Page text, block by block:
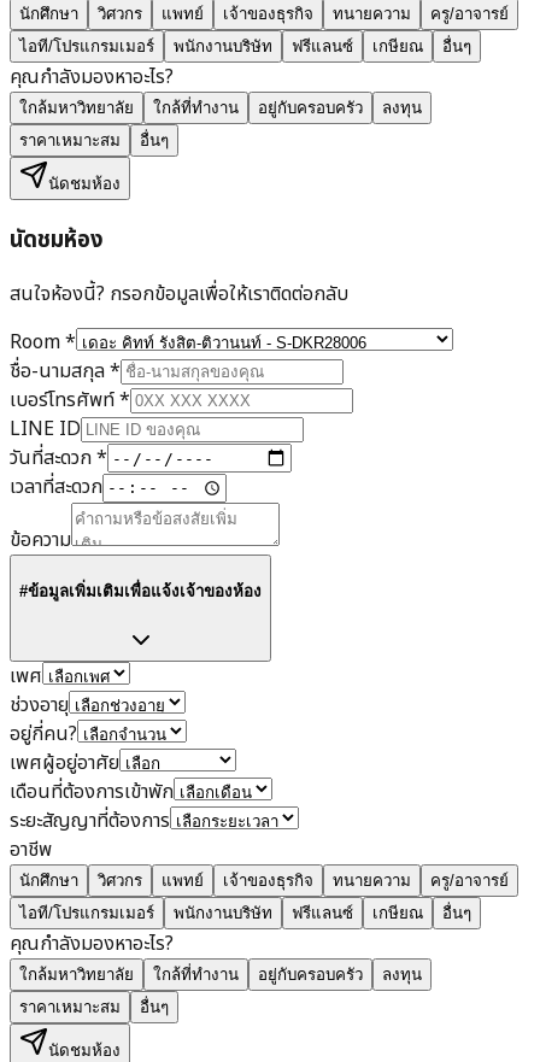
นักศึกษา วิศวกร แพทย์ เจ้าของธุรกิจ ทนายความ
ครู/อาจารย์
ไอที/โปรแกรมเมอร์
พนักงานบริษัท ฟรีแลนซ์ เกษียณ อื่นๆ
คุณกำลังมองหาอะไร?
ใกล้มหาวิทยาลัย ใกล้ที่ทำงาน อยู่กับครอบครัว
ลงทุน
ราคาเหมาะสม
อื่นๆ
นัดชมห้อง
นัดชมห้อง
สนใจห้องนี้? กรอกข้อมูลเพื่อให้เราติดต่อกลับ
Room*
ชื่อ-นามสกุล*
เบอร์โทรศัพท์*
LINE ID
วันที่สะดวก*
เวลาที่สะดวก
ข้อความ
#ข้อมูลเพิ่มเติมเพื่อแจ้งเจ้าของห้อง
เพศ
ช่วงอายุ
อยู่กี่คน?
เพศผู้อยู่อาศัย
เดือนที่ต้องการเข้าพัก
ระยะสัญญาที่ต้องการ
อาชีพ
นักศึกษา วิศวกร แพทย์ เจ้าของธุรกิจ ทนายความ
ครู/อาจารย์
ไอที/โปรแกรมเมอร์
พนักงานบริษัท ฟรีแลนซ์ เกษียณ อื่นๆ
คุณกำลังมองหาอะไร?
ใกล้มหาวิทยาลัย ใกล้ที่ทำงาน อยู่กับครอบครัว
ลงทุน
ราคาเหมาะสม
อื่นๆ
นัดชมห้อง